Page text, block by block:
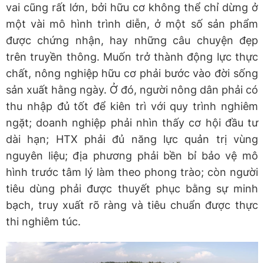
vai cũng rất lớn, bởi hữu cơ không thể chỉ dừng ở
một vài mô hình trình diễn, ở một số sản phẩm
được chứng nhận, hay những câu chuyện đẹp
trên truyền thông. Muốn trở thành động lực thực
chất, nông nghiệp hữu cơ phải bước vào đời sống
sản xuất hằng ngày. Ở đó, người nông dân phải có
thu nhập đủ tốt để kiên trì với quy trình nghiêm
ngặt; doanh nghiệp phải nhìn thấy cơ hội đầu tư
dài hạn; HTX phải đủ năng lực quản trị vùng
nguyên liệu; địa phương phải bền bỉ bảo vệ mô
hình trước tâm lý làm theo phong trào; còn người
tiêu dùng phải được thuyết phục bằng sự minh
bạch, truy xuất rõ ràng và tiêu chuẩn được thực
thi nghiêm túc.